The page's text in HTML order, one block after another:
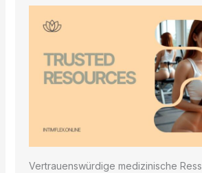
Vertrauenswürdige medizinische